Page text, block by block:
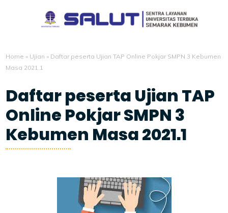
Home » Ujian » Daftar peserta Ujian TAP Online Pokjar SMPN 3 Kebumen
Masa 2021.1
Daftar peserta Ujian TAP
Online Pokjar SMPN 3
Kebumen Masa 2021.1